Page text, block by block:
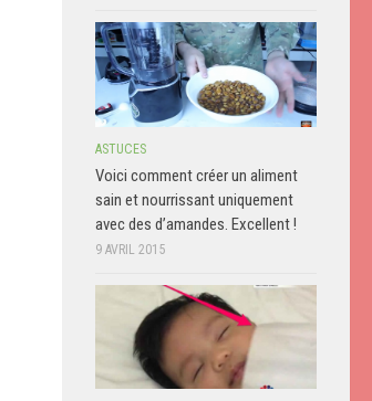
ASTUCES
Voici comment créer un aliment
sain et nourrissant uniquement
avec des d’amandes. Excellent !
9 AVRIL 2015